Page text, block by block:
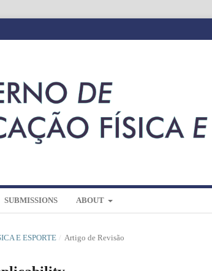
SUBMISSIONS ABOUT
E ESPORTE / Artigo de Revisão